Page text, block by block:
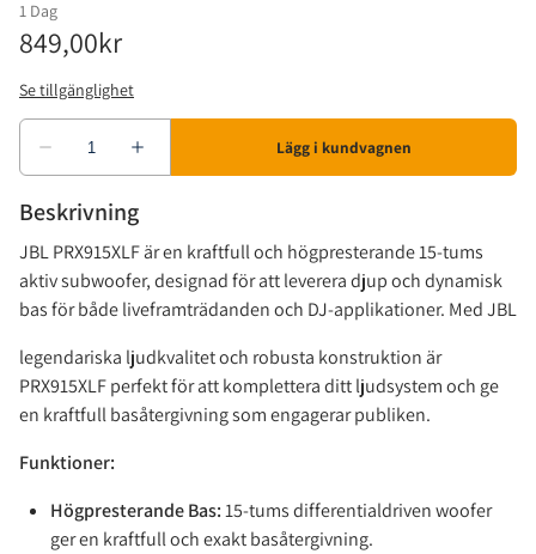
Beskrivning
JBL PRX915XLF är en kraftfull och högpresterande 15-tums
aktiv subwoofer, designad för att leverera djup och dynamisk
bas för både liveframträdanden och DJ-applikationer. Med JBL
legendariska ljudkvalitet och robusta konstruktion är
PRX915XLF perfekt för att komplettera ditt ljudsystem och ge
en kraftfull basåtergivning som engagerar publiken.
Funktioner:
Högpresterande Bas:15-tums differentialdriven woofer
ger en kraftfull och exakt basåtergivning.